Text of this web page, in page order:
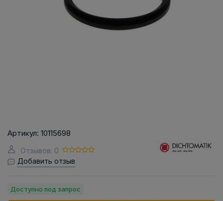
Артикул: 10115698
Отзывов: 0
Добавить отзыв
Доступно под запрос